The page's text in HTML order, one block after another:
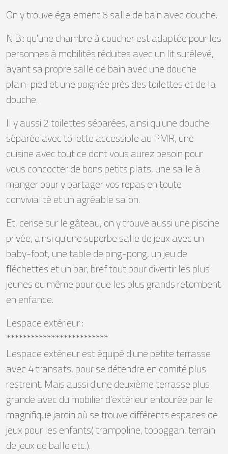
On y trouve également 6 salle de bain avec douche.
N.B.: qu'une chambre à coucher est adaptée pour les
personnes à mobilités réduites avec un lit surélevé,
ayant sa propre salle de bain avec une douche
plain-pied et une poignée près des toilettes et de la
douche.
Il y aussi 2 toilettes séparées, ainsi qu'une douche
séparée avec toilette accessible au PMR, une
cuisine avec tout ce dont vous aurez besoin pour
vous concocter de bons petits plats, une salle à
manger pour y partager vos repas en toute
convivialité et un agréable salon.
Et, cerise sur le gâteau, on y trouve aussi une piscine
privée, ainsi qu'une superbe salle de jeux avec un
baby-foot, une table de ping-pong, un jeu de
fléchettes et un bar, bref tout pour divertir les plus
jeunes ou même pour que les plus grands retombent
en enfance.
L'espace extérieur :
*************************
L'espace extérieur est équipé d'une petite terrasse
avec 4 transats, pour se détendre en comité plus
restreint. Mais aussi d'une deuxième terrasse plus
grande avec du mobilier d'extérieur entourée par le
magnifique jardin où se trouve différents espaces de
jeux pour les enfants( trampoline, toboggan, terrain
de jeux de balle etc.).